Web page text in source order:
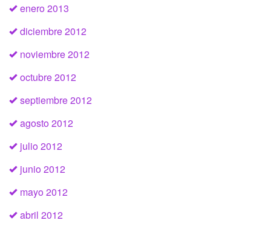
enero 2013
diciembre 2012
noviembre 2012
octubre 2012
septiembre 2012
agosto 2012
julio 2012
junio 2012
mayo 2012
abril 2012